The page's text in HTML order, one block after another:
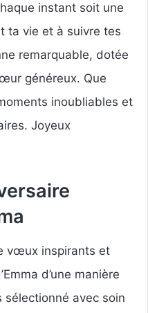
instant soit une
ta vie et à suivre tes
remarquable, dotée
généreux. Que
inoubliables et
Joyeux
vœux inspirants et
d’une manière
sélectionné avec soin